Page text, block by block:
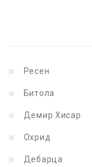
Ресен
Битола
Демир Хисар
Охрид
Дебарца